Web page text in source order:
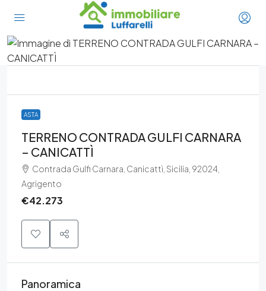
ASTA
TERRENO CONTRADA GULFI CARNARA
– CANICATTÌ
Contrada Gulfi Carnara, Canicattì, Sicilia, 92024,
Agrigento
€42.273
Panoramica